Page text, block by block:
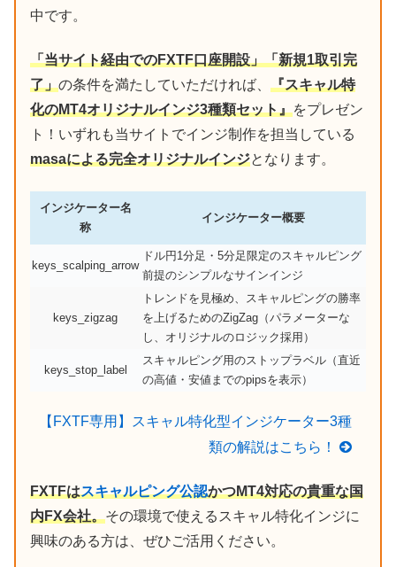
中です。
「当サイト経由でのFXTF口座開設」「新規1取引完
了」の条件を満たしていただければ、 『スキャル特
化のMT4オリジナルインジ3種類セット』をプレゼン
ト！いずれも当サイトでインジ制作を担当している
masaによる完全オリジナルインジとなります。
インジケーター名
称
インジケーター概要
keys_scalping_arrow
ドル円1分足・5分足限定のスキャルピング
前提のシンプルなサインインジ
keys_zigzag
トレンドを見極め、スキャルピングの勝率
を上げるためのZigZag（パラメーターな
し、オリジナルのロジック採用）
keys_stop_label
スキャルピング用のストップラベル（直近
の高値・安値までのpipsを表示）
【FXTF専用】スキャル特化型インジケーター3種
類の解説はこちら！
FXTFはスキャルピング公認かつMT4対応の貴重な国
内FX会社。その環境で使えるスキャル特化インジに
興味のある方は、ぜひご活用ください。